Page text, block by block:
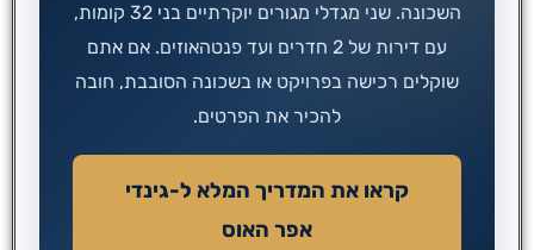
השכונה. שני מגדלי מגורים יוקרתיים בני 32 קומות,
עם דירות של 2 חדרים ועד פנטהאוזים. אם אתם
שוקלים רכישה בפרויקט או בשכונה הסובבת, חובה
להכיר את הפרטים.
קראו את המדריך המלא ל-גינדי
אפר האוס